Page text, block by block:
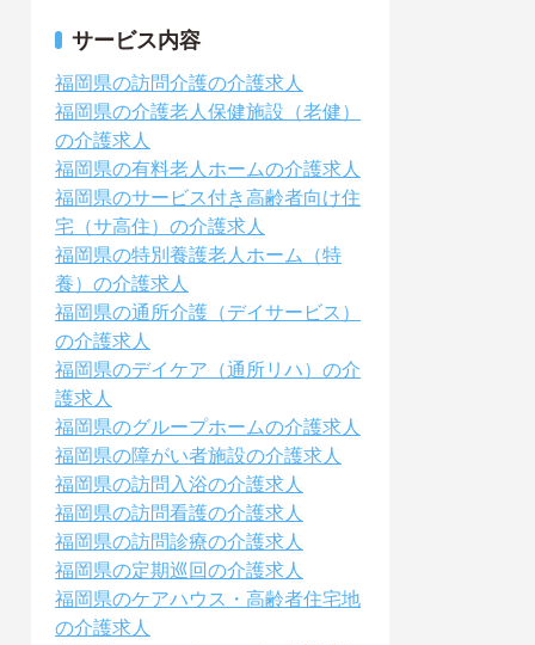
サービス内容
福岡県の訪問介護の介護求人
福岡県の介護老人保健施設（老健）
の介護求人
福岡県の有料老人ホームの介護求人
福岡県のサービス付き高齢者向け住
宅（サ高住）の介護求人
福岡県の特別養護老人ホーム（特
養）の介護求人
福岡県の通所介護（デイサービス）
の介護求人
福岡県のデイケア（通所リハ）の介
護求人
福岡県のグループホームの介護求人
福岡県の障がい者施設の介護求人
福岡県の訪問入浴の介護求人
福岡県の訪問看護の介護求人
福岡県の訪問診療の介護求人
福岡県の定期巡回の介護求人
福岡県のケアハウス・高齢者住宅地
の介護求人